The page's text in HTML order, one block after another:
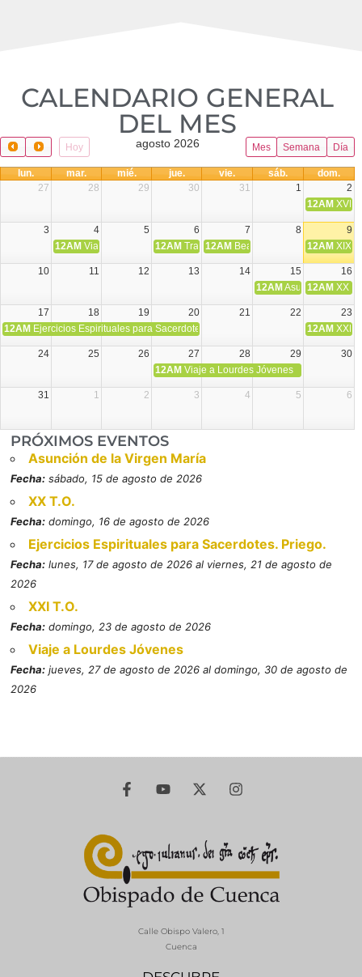
CALENDARIO GENERAL
DEL MES​
Hoy Mes Semana Día
agosto 2026
lun. mar. mié. jue. vie. sáb.
dom.
27
28 29 30 31 1
2
12AM XVIII
3 4 5 6 7 8
9
12AM Viaje Diocesano a Japón.
12AM Transfiguración del Señor
12AM Beatos Cruz Laplana,
12AM XIX
10 11 12 13 14 15
16
12AM Asunción de la
12AM XX
17 18 19 20 21 22
23
12AM Ejercicios Espirituales para Sacerdotes. Priego. 12AM XXI
24 25 26 27 28 29
30
12AM Viaje a Lourdes Jóvenes
31 1 2 3 4 5 6
PRÓXIMOS EVENTOS
Asunción de la Virgen María
Fecha: sábado, 15 de agosto de 2026
XX T.O.
Fecha: domingo, 16 de agosto de 2026
Ejercicios Espirituales para Sacerdotes. Priego.
Fecha: lunes, 17 de agosto de 2026 al viernes, 21 de agosto de
2026
XXI T.O.
Fecha: domingo, 23 de agosto de 2026
Viaje a Lourdes Jóvenes
Fecha: jueves, 27 de agosto de 2026 al domingo, 30 de agosto de
2026
Calle Obispo Valero, 1
Cuenca